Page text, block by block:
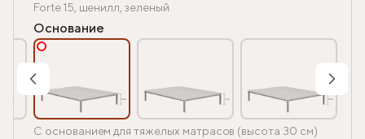
Forte 15, шенилл, зеленый
Основание
С основанием для тяжелых матрасов (высота 30 см)